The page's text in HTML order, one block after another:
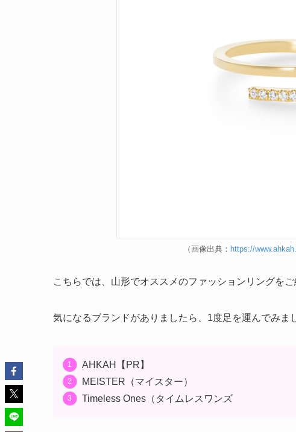
（画像出典： https://
こちらでは、山形でオススメのファッションリングをご
気になるブランドがありましたら、1度足を運んでみま
AHKAH【PR】
MEISTER（マイスター）
Timeless Ones（タイムレスワンズ